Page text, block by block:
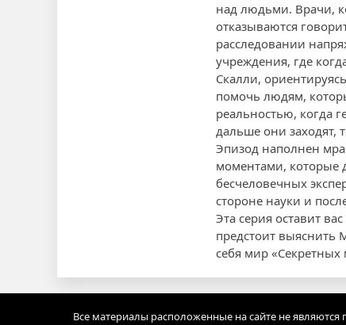
над людьми. Врачи,
отказываются
расследовании
учреждения, где
Скалли,
помочь людям,
реальностью, когда
дальше они заходят,
Эпизод наполнен
моментами, которые
бесчеловечных
стороне науки и
Эта серия оставит
предстоит выяснить
себя мир «Секретных
Все материалы расположенные на сайте не